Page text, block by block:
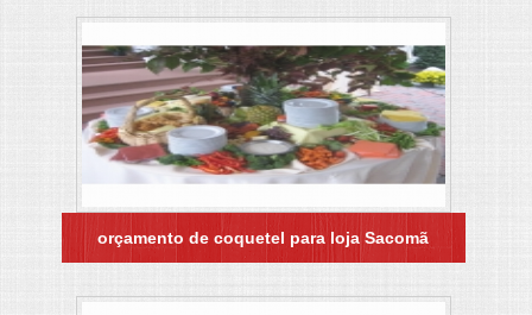
orçamento de coquetel para loja Sacomã